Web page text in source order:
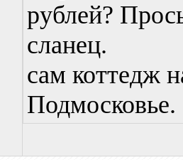
рублей?
сланец.
сам коттедж
Подмосковье.